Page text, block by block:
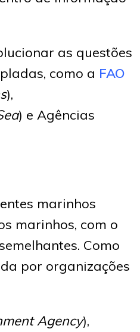
as questões
como a FAO
),
) e Agências
marinhos
marinhos, com o
Como
por organizações
Agency),